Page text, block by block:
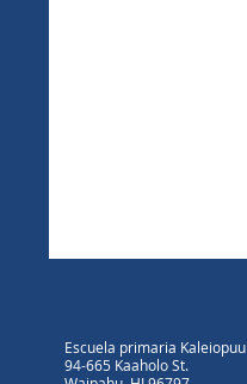
Escuela primaria Kaleiopuu
94-665 Kaaholo St.